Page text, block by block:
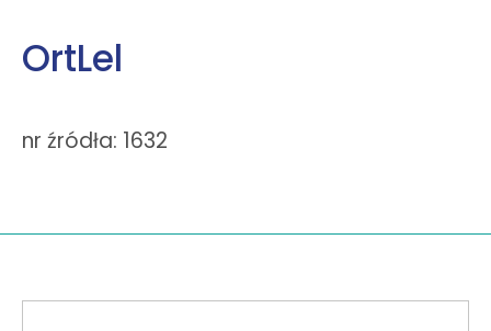
OrtLel
nr źródła: 1632